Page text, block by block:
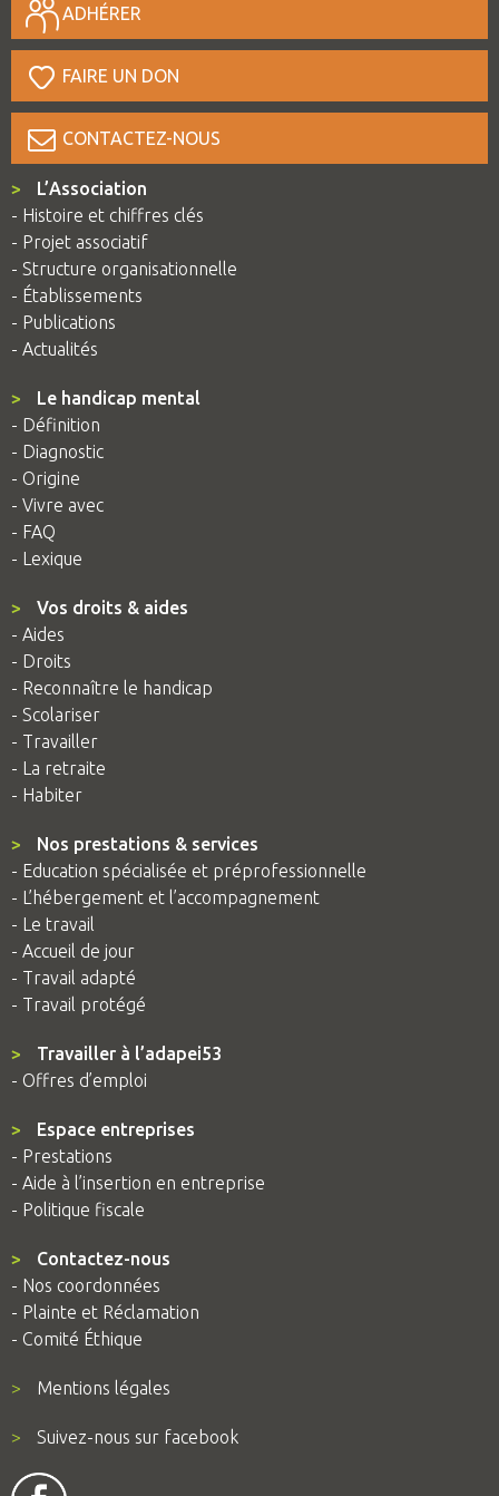
ADHÉRER
FAIRE UN DON
CONTACTEZ-NOUS
>
L’Association
- Histoire et chiffres clés
- Projet associatif
- Structure organisationnelle
- Établissements
- Publications
- Actualités
>
Le handicap mental
- Définition
- Diagnostic
- Origine
- Vivre avec
- FAQ
- Lexique
>
Vos droits & aides
- Aides
- Droits
- Reconnaître le handicap
- Scolariser
- Travailler
- La retraite
- Habiter
>
Nos prestations & services
- Education spécialisée et préprofessionnelle
- L’hébergement et l’accompagnement
- Le travail
- Accueil de jour
- Travail adapté
- Travail protégé
>
Travailler à l’adapei53
- Offres d’emploi
>
Espace entreprises
- Prestations
- Aide à l’insertion en entreprise
- Politique fiscale
>
Contactez-nous
- Nos coordonnées
- Plainte et Réclamation
- Comité Éthique
> Mentions légales
> Suivez-nous sur facebook